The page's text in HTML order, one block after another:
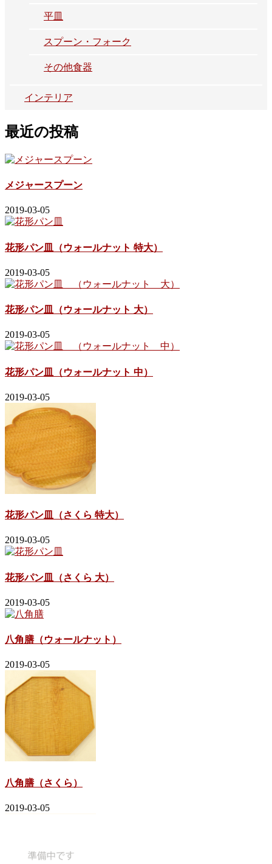
平皿
スプーン・フォーク
その他食器
インテリア
最近の投稿
メジャースプーン
2019-03-05
花形パン皿（ウォールナット 特大）
2019-03-05
花形パン皿（ウォールナット 大）
2019-03-05
花形パン皿（ウォールナット 中）
2019-03-05
花形パン皿（さくら 特大）
2019-03-05
花形パン皿（さくら 大）
2019-03-05
八角膳（ウォールナット）
2019-03-05
八角膳（さくら）
2019-03-05